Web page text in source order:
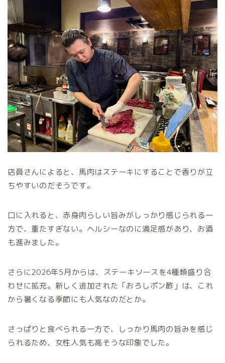
店員さんによると、馬肉はステーキにすることで香りが立
ちやすいのだそうです。
口に入れると、赤身肉らしい旨みがしっかり感じられる一
方で、重たすぎない。ヘルシーなのに満足感があり、お酒
も進みました。
さらに2026年5月からは、ステーキソースを4種類盛り合
わせに拡充。新しく追加された「おろしポン酢」は、これ
から暑くなる季節にも人気なのだとか。
さっぱりと食べられる一方で、しっかり馬肉の旨みを感じ
られるため、女性人気も高そうな印象でした。